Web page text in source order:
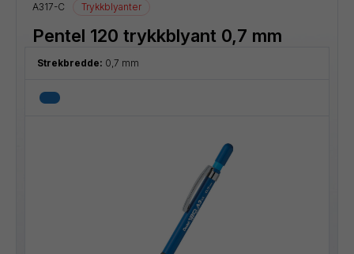
A317-C Trykkblyanter
Pentel 120 trykkblyant 0,7 mm
Strekbredde: 0,7 mm